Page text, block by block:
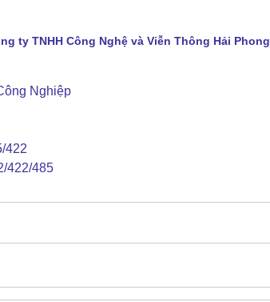
ty TNHH Công Nghệ và Viễn Thông Hải Phong
Nghiệp
422
422/485